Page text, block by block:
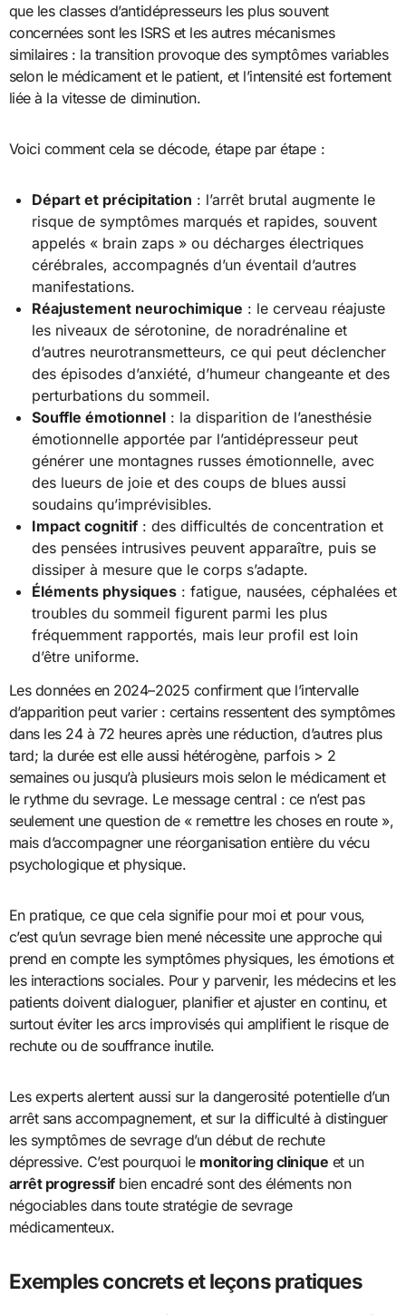
que les classes d’antidépresseurs les plus souvent
concernées sont les ISRS et les autres mécanismes
similaires : la transition provoque des symptômes variables
selon le médicament et le patient, et l’intensité est fortement
liée à la vitesse de diminution.
Voici comment cela se décode, étape par étape :
Départ et précipitation : l’arrêt brutal augmente le
risque de symptômes marqués et rapides, souvent
appelés « brain zaps » ou décharges électriques
cérébrales, accompagnés d’un éventail d’autres
manifestations.
Réajustement neurochimique : le cerveau réajuste
les niveaux de sérotonine, de noradrénaline et
d’autres neurotransmetteurs, ce qui peut déclencher
des épisodes d’anxiété, d’humeur changeante et des
perturbations du sommeil.
Souffle émotionnel : la disparition de l’anesthésie
émotionnelle apportée par l’antidépresseur peut
générer une montagnes russes émotionnelle, avec
des lueurs de joie et des coups de blues aussi
soudains qu’imprévisibles.
Impact cognitif : des difficultés de concentration et
des pensées intrusives peuvent apparaître, puis se
dissiper à mesure que le corps s’adapte.
Éléments physiques : fatigue, nausées, céphalées et
troubles du sommeil figurent parmi les plus
fréquemment rapportés, mais leur profil est loin
d’être uniforme.
Les données en 2024–2025 confirment que l’intervalle
d’apparition peut varier : certains ressentent des symptômes
dans les 24 à 72 heures après une réduction, d’autres plus
tard; la durée est elle aussi hétérogène, parfois > 2
semaines ou jusqu’à plusieurs mois selon le médicament et
le rythme du sevrage. Le message central : ce n’est pas
seulement une question de « remettre les choses en route »,
mais d’accompagner une réorganisation entière du vécu
psychologique et physique.
En pratique, ce que cela signifie pour moi et pour vous,
c’est qu’un sevrage bien mené nécessite une approche qui
prend en compte les symptômes physiques, les émotions et
les interactions sociales. Pour y parvenir, les médecins et les
patients doivent dialoguer, planifier et ajuster en continu, et
surtout éviter les arcs improvisés qui amplifient le risque de
rechute ou de souffrance inutile.
Les experts alertent aussi sur la dangerosité potentielle d’un
arrêt sans accompagnement, et sur la difficulté à distinguer
les symptômes de sevrage d’un début de rechute
dépressive. C’est pourquoi le monitoring clinique et un
arrêt progressifbien encadré sont des éléments non
négociables dans toute stratégie de sevrage
médicamenteux.
Exemples concrets et leçons pratiques